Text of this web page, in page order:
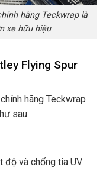
hãng Teckwrap là
xe hữu hiệu
Flying Spur
hãng Teckwrap
sau:
độ và chống tia UV